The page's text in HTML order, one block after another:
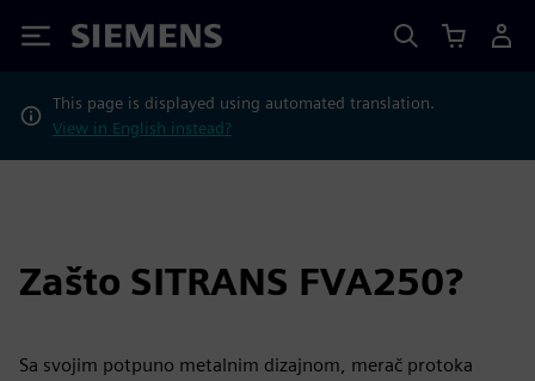
Siemens
This page is displayed using automated translation.
View in English instead?
Zašto SITRANS FVA250?
Sa svojim potpuno metalnim dizajnom, merač protoka